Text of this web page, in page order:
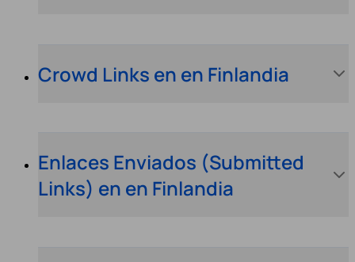
Crowd Links en en Finlandia
Enlaces Enviados (Submitted
Links) en en Finlandia